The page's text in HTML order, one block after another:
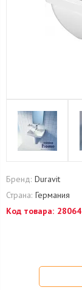
Бренд: Duravit
Страна: Германия
Код товара: 28064